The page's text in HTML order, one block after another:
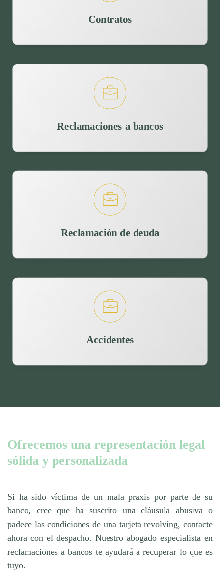
Contratos
Reclamaciones a bancos
Reclamación de deuda
Accidentes
Ofrecemos una representación legal
sólida y personalizada
Si ha sido víctima de un mala praxis por parte de su
banco, cree que ha suscrito una cláusula abusiva o
padece las condiciones de una tarjeta revolving, contacte
ahora con el despacho. Nuestro abogado especialista en
reclamaciones a bancos te ayudará a recuperar lo que es
tuyo.